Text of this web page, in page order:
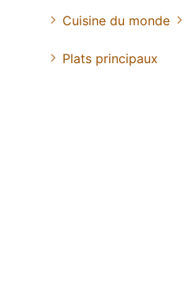
Cuisine du monde
Plats principaux